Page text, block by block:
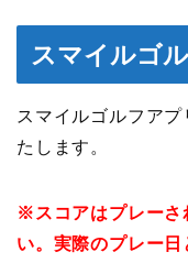
スマイルゴ
スマイルゴルフア
たします。
※スコアはプレーさ
い。実際のプレー